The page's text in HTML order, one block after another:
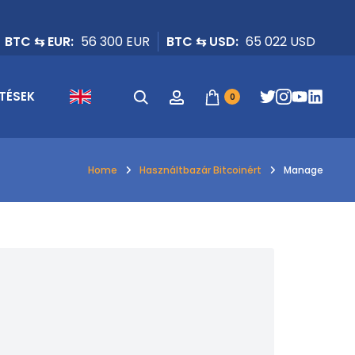
BTC ⇆ EUR: 56 300 EUR BTC ⇆ USD: 65 022 USD
Keresés Fiók 0
Home Használtbazár Bitcoinért Manage